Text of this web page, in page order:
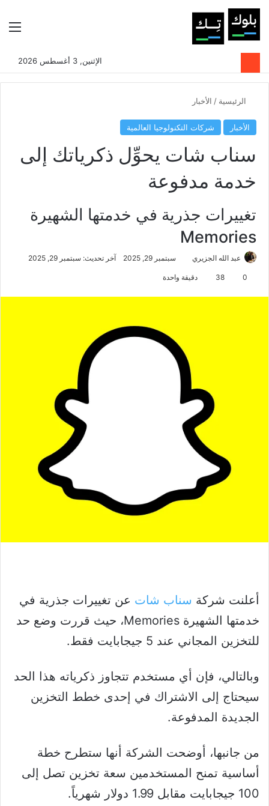
بحثالوضع
الإثنين, 3 أغسطس 2026
الرئيسية / الأخبار
الأخبار شركات التكنولوجيا العالمية
سناب شات يحوِّل ذكرياتك إلى
خدمة مدفوعة
تغييرات جذرية في خدمتها الشهيرة
Memories
عبد الله الجزيري سبتمبر 29, 2025 آخر تحديث: سبتمبر 29, 2025
0
38 دقيقة واحدة
أعلنت شركة سناب شات عن تغييرات جذرية في
خدمتها الشهيرة Memories، حيث قررت وضع حد
للتخزين المجاني عند 5 جيجابايت فقط.
وبالتالي، فإن أي مستخدم تتجاوز ذكرياته هذا الحد
سيحتاج إلى الاشتراك في إحدى خطط التخزين
الجديدة المدفوعة.
من جانبها، أوضحت الشركة أنها ستطرح خطة
أساسية تمنح المستخدمين سعة تخزين تصل إلى
100 جيجابايت مقابل 1.99 دولار شهرياً.